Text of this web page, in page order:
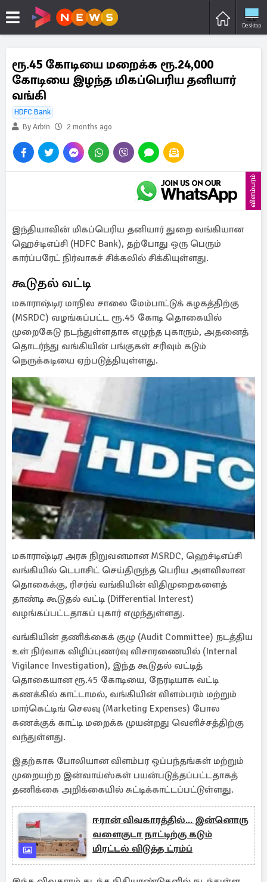
Desktop
ரூ.45 கோடியை மறைக்க ரூ.24,000
கோடியை இழந்த மிகப்பெரிய தனியார்
வங்கி
HDFC Bank
By Arbin
2 months ago
விளம்பரம்
இந்தியாவின் மிகப்பெரிய தனியார் துறை வங்கியான
ஹெச்டிஎப்சி (HDFC Bank), தற்போது ஒரு பெரும்
கார்ப்பரேட் நிர்வாகச் சிக்கலில் சிக்கியுள்ளது.
கூடுதல் வட்டி
மகாராஷ்டிர மாநில சாலை மேம்பாட்டுக் கழகத்திற்கு
(MSRDC) வழங்கப்பட்ட ரூ.45 கோடி தொகையில்
முறைகேடு நடந்துள்ளதாக எழுந்த புகாரும், அதனைத்
தொடர்ந்து வங்கியின் பங்குகள் சரிவும் கடும்
நெருக்கடியை ஏற்படுத்தியுள்ளது.
மகாராஷ்டிர அரசு நிறுவனமான MSRDC, ஹெச்டிஎப்சி
வங்கியில் டெபாசிட் செய்திருந்த பெரிய அளவிலான
தொகைக்கு, ரிசர்வ் வங்கியின் விதிமுறைகளைத்
தாண்டி கூடுதல் வட்டி (Differential Interest)
வழங்கப்பட்டதாகப் புகார் எழுந்துள்ளது.
வங்கியின் தணிக்கைக் குழு (Audit Committee) நடத்திய
உள் நிர்வாக விழிப்புணர்வு விசாரணையில் (Internal
Vigilance Investigation), இந்த கூடுதல் வட்டித்
தொகையான ரூ.45 கோடியை, நேரடியாக வட்டி
கணக்கில் காட்டாமல், வங்கியின் விளம்பரம் மற்றும்
மார்கெட்டிங் செலவு (Marketing Expenses) போல
கணக்குக் காட்டி மறைக்க முயன்றது வெளிச்சத்திற்கு
வந்துள்ளது.
இதற்காக போலியான விளம்பர ஒப்பந்தங்கள் மற்றும்
முறையற்ற இன்வாய்ஸ்கள் பயன்படுத்தப்பட்டதாகத்
தணிக்கை அறிக்கையில் சுட்டிக்காட்டப்பட்டுள்ளது.
ஈரான் விவகாரத்தில்... இன்னொரு
வளைகுடா நாட்டிற்கு கடும்
மிரட்டல் விடுத்த ட்ரம்ப்